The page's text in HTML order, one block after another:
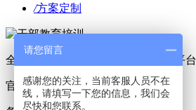
/方案定制
全国干部培训、党性教育中心服务平台
官方Q Q：1814337867
请您留言
感谢您的关注，当前客服人员不在
线，请填写一下您的信息，我们会
尽快和您联系。